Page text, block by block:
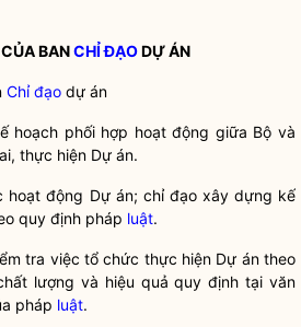
BANCHỈ ĐẠODỰ ÁN
Chỉ đạo dự án
hoạch phối hợp hoạt động giữa Bộ và
thực hiện Dự án.
hoạt động Dự án; chỉ đạoxây dựng kế
quy định pháp luật.
tra việc tổ chức thực hiện Dự án theo
lượng và hiệu quả quy định tại văn
pháp luật.